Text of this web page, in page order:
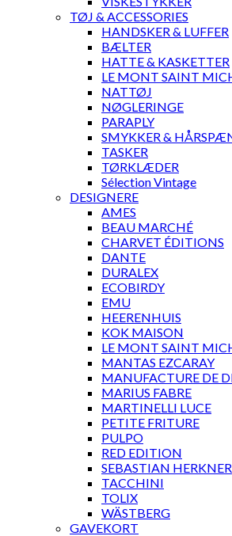
TØJ & ACCESSORIES
HANDSKER & LUFFER
BÆLTER
HATTE & KASKETTER
LE MONT SAINT
NATTØJ
NØGLERINGE
PARAPLY
SMYKKER &
TASKER
TØRKLÆDER
Sélection Vintage
DESIGNERE
AMES
BEAU MARCHÉ
CHARVET ÉDITIONS
DANTE
DURALEX
ECOBIRDY
EMU
HEERENHUIS
KOK MAISON
LE MONT SAINT
MANTAS EZCARAY
MANUFACTURE DE
MARIUS FABRE
MARTINELLI LUCE
PETITE FRITURE
PULPO
RED EDITION
SEBASTIAN HERKNER
TACCHINI
TOLIX
WÄSTBERG
GAVEKORT